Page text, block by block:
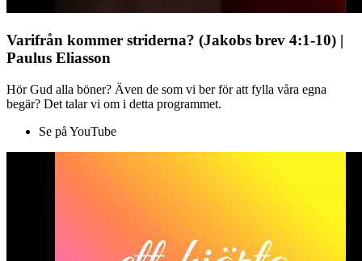
Varifrån kommer striderna? (Jakobs brev 4:1-10) |
Paulus Eliasson
Hör Gud alla böner? Även de som vi ber för att fylla våra egna
begär? Det talar vi om i detta programmet.
Se på YouTube